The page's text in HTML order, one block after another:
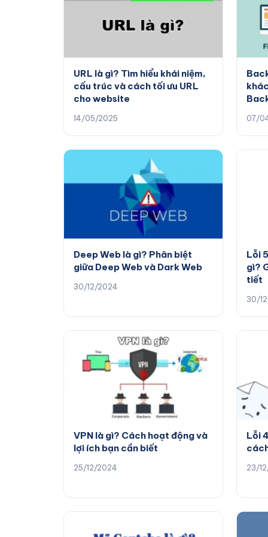
URL là gì? Tìm hiểu khái niệm,
cấu trúc và cách tối ưu URL
cho website
14/05/2025 07/
Deep Web là gì? Phân biệt
giữa Deep Web và Dark Web
30/12/2024
Lỗi
gì?
tiết
30/
VPN là gì? Cách hoạt động và
lợi ích bạn cần biết
25/12/2024
Lỗi
23/